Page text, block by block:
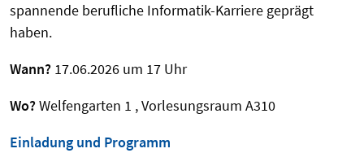
spannende berufliche Informatik-Karriere geprägt
haben.
Wann? 17.06.2026 um 17 Uhr
Wo?Welfengarten 1 , Vorlesungsraum A310
Einladung und Programm